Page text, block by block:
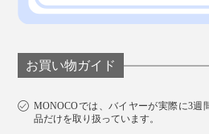
お買い物ガイド
MONOCOでは、バイヤーが実際に3週
品だけを取り扱っています。